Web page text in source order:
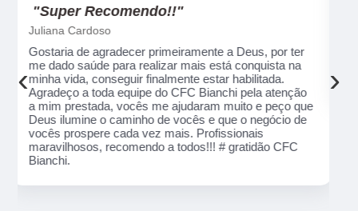
"Recomendo!!"
Alexsandro Sr
Um lugar muito bom, exelente atendimento ao
público em geral. Adorei, pessoal muito profissional
em tudo, excelentes instrutores, nota 1000!!
‹ ›